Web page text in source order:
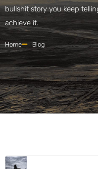
bullshit story you keep
achieve it.
Home Blog